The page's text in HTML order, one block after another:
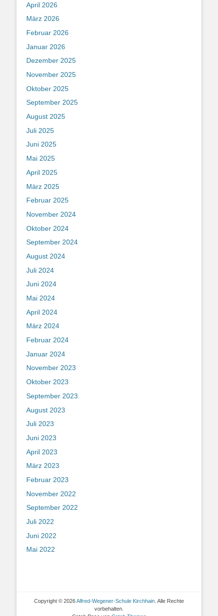
April 2026
März 2026
Februar 2026
Januar 2026
Dezember 2025
November 2025
Oktober 2025
September 2025
August 2025
Juli 2025
Juni 2025
Mai 2025
April 2025
März 2025
Februar 2025
November 2024
Oktober 2024
September 2024
August 2024
Juli 2024
Juni 2024
Mai 2024
April 2024
März 2024
Februar 2024
Januar 2024
November 2023
Oktober 2023
September 2023
August 2023
Juli 2023
Juni 2023
April 2023
März 2023
Februar 2023
November 2022
September 2022
Juli 2022
Juni 2022
Mai 2022
Copyright © 2026Alfred-Wegener-Schule Kirchhain . Alle Rechte
vorbehalten.